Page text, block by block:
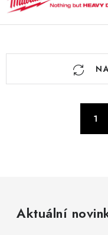
O
1
Aktuální